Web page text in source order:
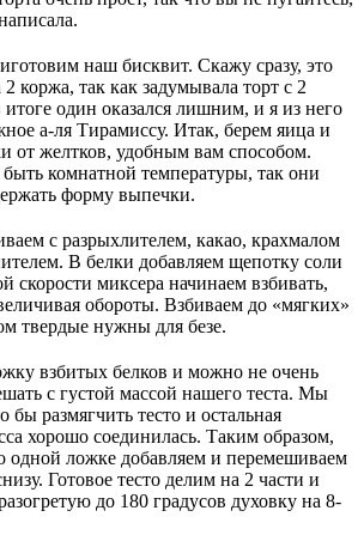
наш бисквит. Скажу сразу, это
2 коржа, так как задумывала торт с 2
один оказался лишним, и я из него
а-ля Тирамиссу. Итак, берем яица и
от желтков, удобным вам способом.
комнатной температуры, так они
форму выпечки.
с разрыхлителем, какао, крахмалом
В белки добавляем щепотку соли
скорости миксера начинаем взбивать,
обороты. Взбиваем до «мягких»
твердые нужны для безе.
взбитых белков и можно не очень
с густой массой нашего теста. Мы
бы размягчить тесто и остальная
хорошо соединилась. Таким образом,
одной ложке добавляем и перемешиваем
Готовое тесто делим на 2 части и
до 180 градусов духовку на 8-